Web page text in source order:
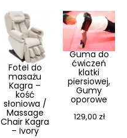
Fotel do
masażu
Kagra –
kość
słoniowa /
Massage
Chair Kagra
– Ivory
Guma do
ćwiczeń
klatki
piersiowej,
Gumy
oporowe
129,00 zł